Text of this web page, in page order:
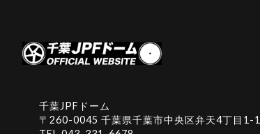
千葉JPFドーム
〒260-0045 千葉県千葉市中央区弁天4丁目1-1